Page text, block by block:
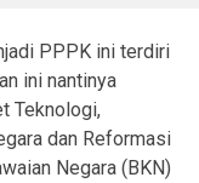
PPPK ini terdiri
ini nantinya
Teknologi,
dan Reformasi
Negara (BKN)